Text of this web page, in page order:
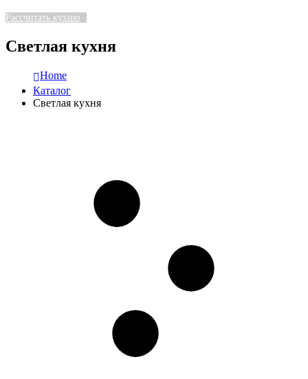
Рассчитать кухню
Светлая кухня
Home
Каталог
Светлая кухня